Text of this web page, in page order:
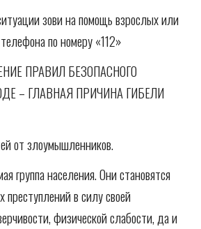
зови на помощь взрослых или
по номеру «112»
ПРАВИЛ БЕЗОПАСНОГО
– ГЛАВНАЯ ПРИЧИНА ГИБЕЛИ
от злоумышленников.
группа населения. Они становятся
в силу своей
физической слабости, да и